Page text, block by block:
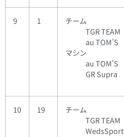
9 1
チーム
TGR TEAM
au TOM’S
マシン
au TOM'S
GR Supra
10 19
チーム
TGR TEAM
WedsSport